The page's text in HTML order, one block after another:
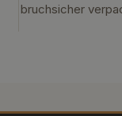
bruchsicher